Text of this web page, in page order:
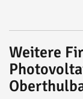
Weitere